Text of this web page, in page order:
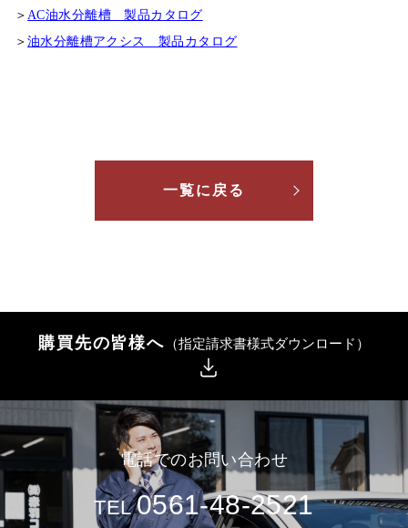
＞ AC油水分離槽 製品カタログ
＞油水分離槽アクシス 製品カタログ
一覧に戻る
購買先の皆様へ （指定請求書様式ダウンロード）
電話でのお問い合わせ
TEL0561-48-2521